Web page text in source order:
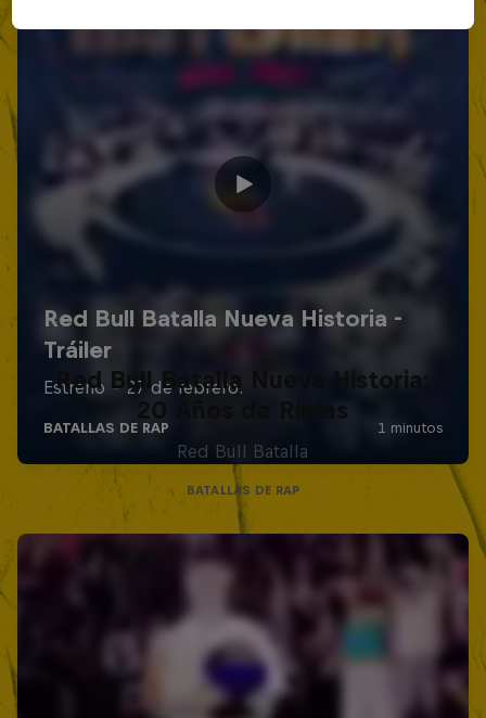
Red Bull Batalla Nueva Historia:
20 Años de Rimas
Red Bull Batalla
BATALLAS DE RAP